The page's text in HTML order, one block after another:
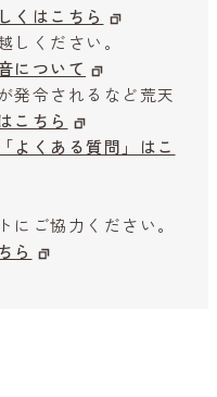
くはこちら
しください。
について
発令されるなど荒天
こちら
よくある質問」はこ
にご協力ください。
ら